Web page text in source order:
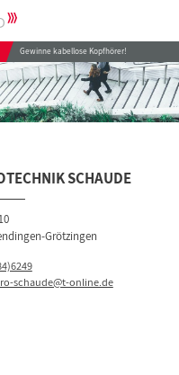
Gewinne kabellose Kopfhörer!
SCHAUDE
Grötzingen
schaude@t-online.de